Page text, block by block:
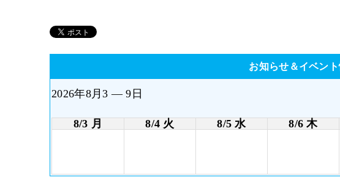
お知らせ＆イベン
2026年8月3 — 9日
8/3 月
8/4 火 8/5 水 8/6 木